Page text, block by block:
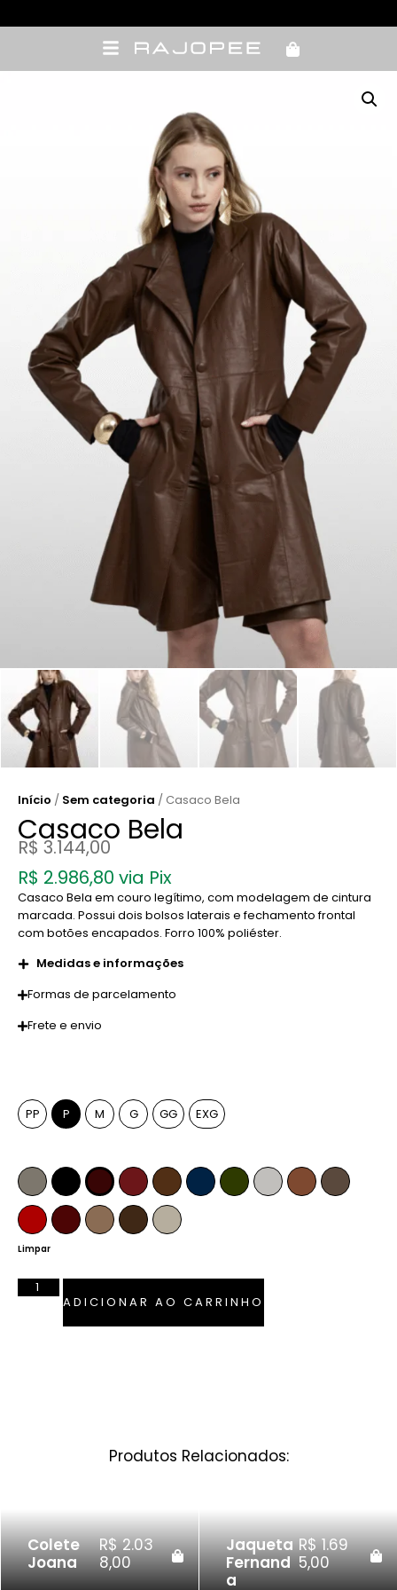
Início / Sem categoria / Casaco Bela
Casaco Bela
R$ 3.144,00
R$ 2.986,80 via Pix
Casaco Bela em couro legítimo, com modelagem de cintura
marcada. Possui dois bolsos laterais e fechamento frontal
com botões encapados. Forro 100% poliéster.
Medidas e informações
Formas de parcelamento
Frete e envio
PP
P M G GG EXG
Fendi Preto Pinhão MarsalaWhiskeyAzul MarinhoVerde Musgo
Off-WhiteCarameloAnelina
Vermelho Ferrari
Bordô Camel Tabaco Pérola
Limpar
ADICIONAR AO CARRINHO
Produtos Relacionados:
Colete
Joana
R$2.03
8,00
Jaqueta
Fernand
a
R$1.69
5,00